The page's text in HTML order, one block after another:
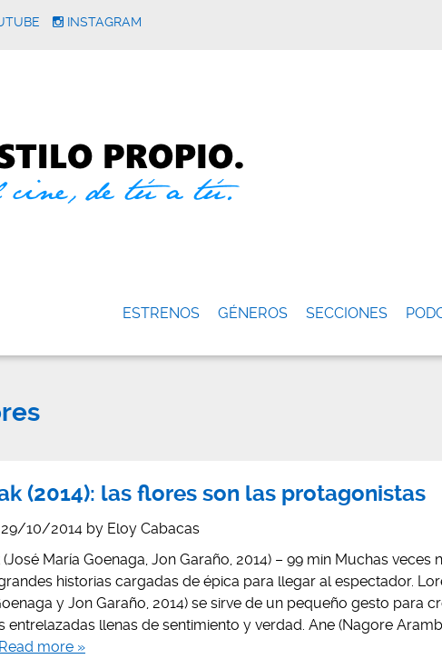
INSTAGRAM
ESTRENOS GÉNEROS SECCIONES
(2014): las flores son las protagonistas
29/10/2014 by Eloy Cabacas
(José María Goenaga, Jon Garaño, 2014) – 99 min Muchas veces
historias cargadas de épica para llegar al espectador.
y Jon Garaño, 2014) se sirve de un pequeño gesto para
entrelazadas llenas de sentimiento y verdad. Ane (Nagore
Read more »